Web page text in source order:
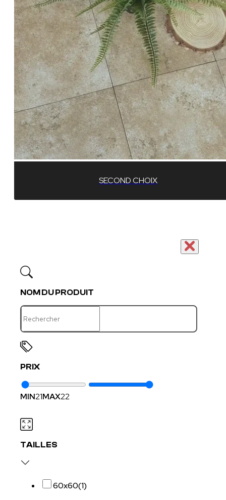
SECOND CHOIX
NOM DU PRODUIT
PRIX
MIN21MAX22
TAILLES
60x60(1)